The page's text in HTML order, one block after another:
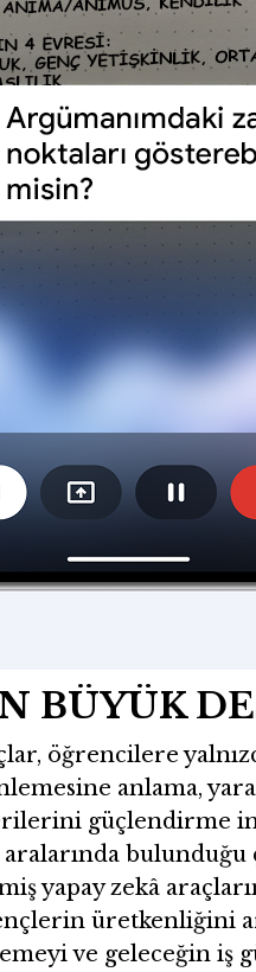
BÜYÜK
öğrencilere
anlama,
güçlendirme
bulunduğu
yapay zekâ
üretkenliğini
ve geleceğin